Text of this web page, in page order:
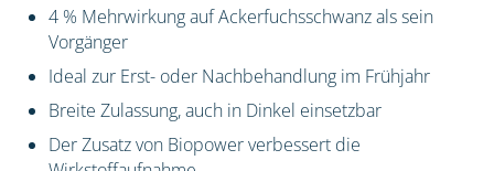
4 % Mehrwirkung auf Ackerfuchsschwanz als sein
Vorgänger
Ideal zur Erst- oder Nachbehandlung im Frühjahr
Breite Zulassung, auch in Dinkel einsetzbar
Der Zusatz von Biopower verbessert die